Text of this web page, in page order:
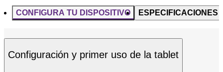
CONFIGURA TU DISPOSITIVO ESPECIFICACIONES
Configuración y primer uso de la tablet